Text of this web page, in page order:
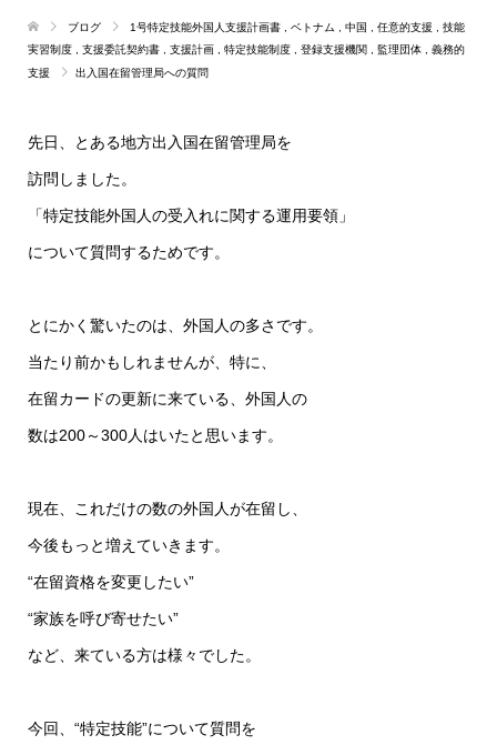
ブログ 1号特定技能外国人支援計画書 ベトナム 中国 任意的支援
技能
実習制度
支援委託契約書 支援計画 特定技能制度 登録支援機関 監理団体
義務的
支援
出入国在留管理局への質問
先日、とある地方出入国在留管理局を
訪問しました。
「特定技能外国人の受入れに関する運用要領」
について質問するためです。
とにかく驚いたのは、外国人の多さです。
当たり前かもしれませんが、特に、
在留カードの更新に来ている、外国人の
数は200～300人はいたと思います。
現在、これだけの数の外国人が在留し、
今後もっと増えていきます。
“在留資格を変更したい”
“家族を呼び寄せたい”
など、来ている方は様々でした。
今回、“特定技能”について質問を